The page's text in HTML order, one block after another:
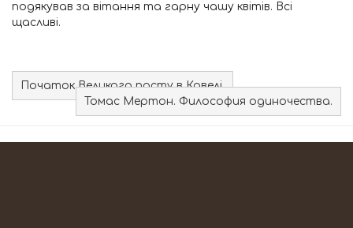
подякував за вітання та гарну чашу квітів. Всі
щасливі.
Початок Великого посту в Ковелі.
Томас Мертон. Философия одиночества.